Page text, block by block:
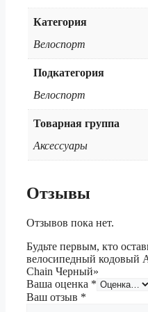
Категория
Велоспорт
Подкатегория
Велоспорт
Товарная группа
Аксессуары
Отзывы
Отзывов пока нет.
Будьте первым, кто
велосипедный кодовый
Chain Черный»
Ваша оценка *
Ваш отзыв *